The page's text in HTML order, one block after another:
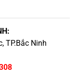
TP.Bắc Ninh